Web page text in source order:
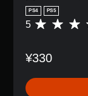
PS4 PS5
評
は
、
平
5
¥330